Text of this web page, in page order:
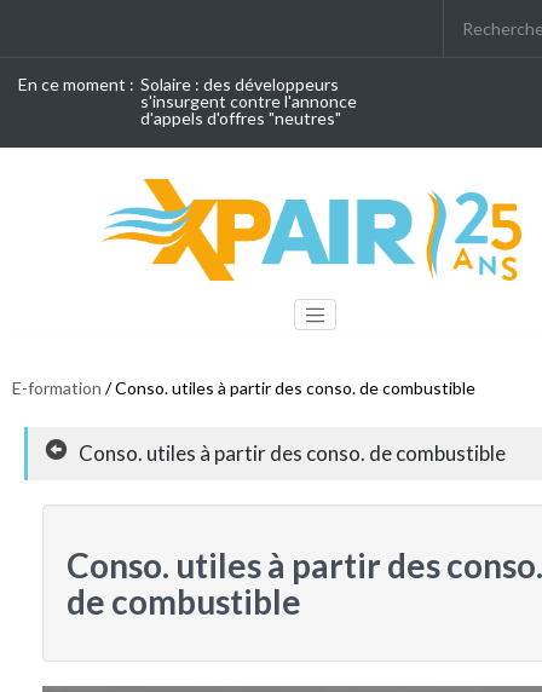
En ce moment : Solaire : des développeurs
s'insurgent contre l'annonce
d'appels d'offres "neutres"
E-formation / Conso. utiles à partir des conso. de combustible
Conso. utiles à partir des conso. de combustible
Conso. utiles à partir des conso.
de combustible